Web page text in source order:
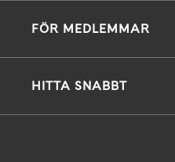
FÖR MEDLEMMAR
HITTA SNABBT